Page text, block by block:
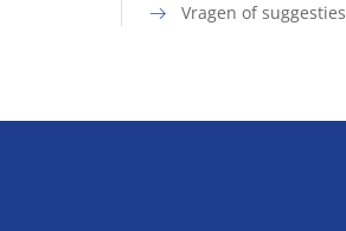
Vragen of suggesties